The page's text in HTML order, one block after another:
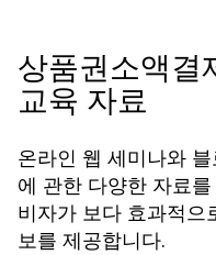
상품권소액결
교육 자료
온라인 웹 세미나와
에 관한 다양한 자료
비자가 보다 효과적으
보를 제공합니다.